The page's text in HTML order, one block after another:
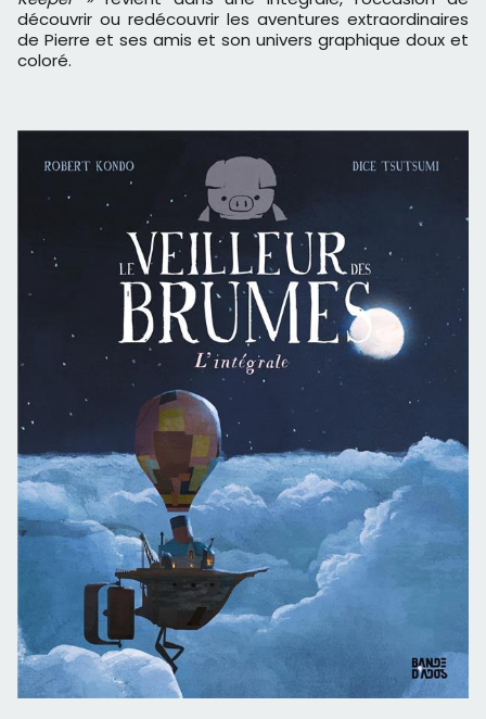
découvrir ou redécouvrir les aventures extraordinaires
de Pierre et ses amis et son univers graphique doux et
coloré.